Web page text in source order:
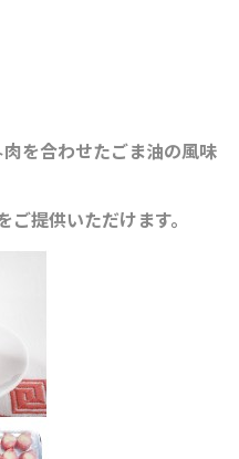
肉を合わせたごま油の風味
提供いただけます。